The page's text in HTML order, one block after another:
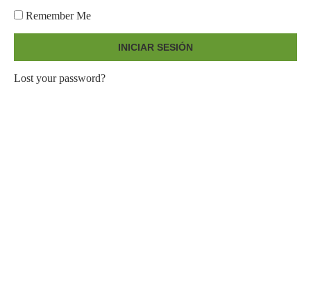
Remember Me
INICIAR SESIÓN
Lost your password?